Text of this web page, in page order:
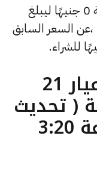
وشهد سعر دولار الصاغة تراجعًا بقيمة 0 جنيهًا ليبلغ
للشراء ،عن السعر السابق
ما هو سعر الذهب عيار 21
( تحديث
الأحد 26 أبريل الساعة 3:20